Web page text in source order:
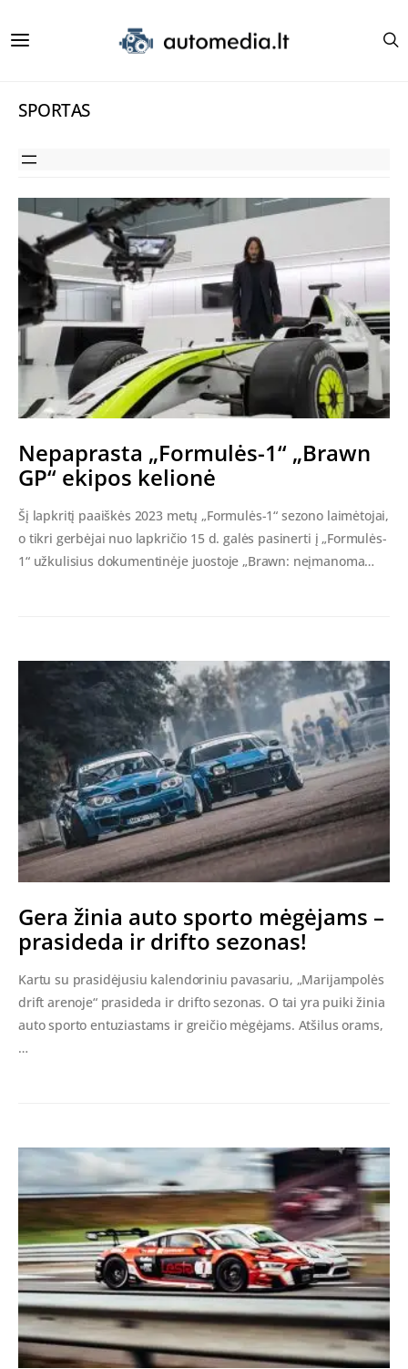
SPORTAS
Nepaprasta „Formulės-1“ „Brawn
GP“ ekipos kelionė
Šį lapkritį paaiškės 2023 metų „Formulės-1“ sezono laimėtojai,
o tikri gerbėjai nuo lapkričio 15 d. galės pasinerti į „Formulės-
1“ užkulisius dokumentinėje juostoje „Brawn: neįmanoma…
Gera žinia auto sporto mėgėjams –
prasideda ir drifto sezonas!
Kartu su prasidėjusiu kalendoriniu pavasariu, „Marijampolės
drift arenoje“ prasideda ir drifto sezonas. O tai yra puiki žinia
auto sporto entuziastams ir greičio mėgėjams. Atšilus orams,
…